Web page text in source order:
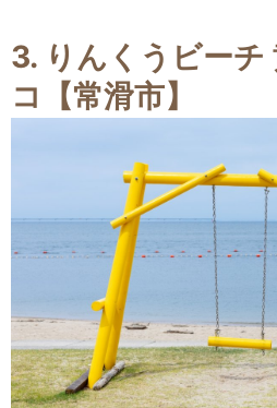
3. りんくうビーチ
コ【常滑市】